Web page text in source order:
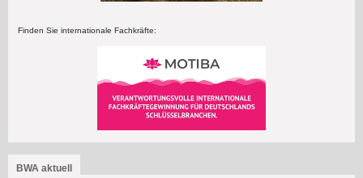
Finden Sie internationale Fachkräfte:
BWA aktuell